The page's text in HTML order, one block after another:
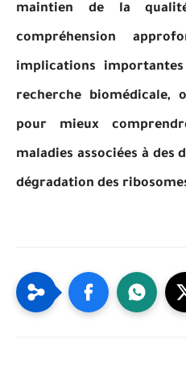
maintien de la
compréhension
implications
recherche biomédicale,
pour mieux
maladies associées à des
dégradation des